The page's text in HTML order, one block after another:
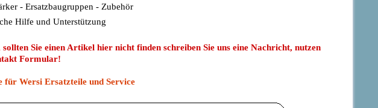
- Ersatzbaugruppen - Zubehör
Hilfe und Unterstützung
Sie einen Artikel hier nicht finden schreiben Sie uns eine Nachricht, nutzen
Formular!
für Wersi Ersatzteile und Service